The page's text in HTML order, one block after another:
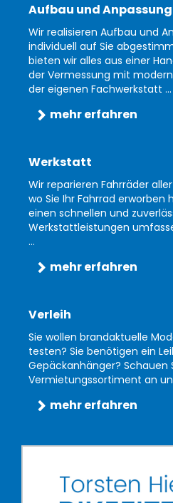
Aufbau und Anpassung
Wir realisieren Aufbau und
individuell auf Sie
bieten wir alles aus einer
der Vermessung mit
der eigenen Fachwerkstatt ...
mehr erfahren
Werkstatt
Wir reparieren Fahrräder
wo Sie Ihr Fahrrad erworben
einen schnellen und
Werkstattleistungen
...
mehr erfahren
Verleih
Sie wollen brandaktuelle
testen? Sie benötigen ein
Gepäckanhänger? Schauen
Vermietungssortiment an
mehr erfahren